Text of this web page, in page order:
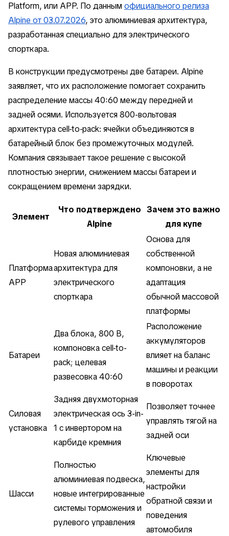
Platform, или APP. По даннымофициального релиза
Alpine от 03.07.2026, это алюминиевая архитектура,
разработанная специально для электрического
спорткара.
В конструкции предусмотрены две батареи. Alpine
заявляет, что их расположение помогает сохранить
распределение массы 40:60 между передней и
задней осями. Используется 800-вольтовая
архитектура cell-to-pack: ячейки объединяются в
батарейный блок без промежуточных модулей.
Компания связывает такое решение с высокой
плотностью энергии, снижением массы батареи и
сокращением времени зарядки.
Элемент
Что подтверждено
Alpine
Зачем это важно
для купе
Платформа
APP
Новая алюминиевая
архитектура для
электрического
спорткара
Основа для
собственной
компоновки, а не
адаптация
обычной массовой
платформы
Батареи
Два блока, 800 В,
компоновка cell-to-
pack; целевая
развесовка 40:60
Расположение
аккумуляторов
влияет на баланс
машины и реакции
в поворотах
Силовая
установка
Задняя двухмоторная
электрическая ось 3-in-
1 с инвертором на
карбиде кремния
Позволяет точнее
управлять тягой на
задней оси
Шасси
Полностью
алюминиевая подвеска,
новые интегрированные
системы торможения и
рулевого управления
Ключевые
элементы для
настройки
обратной связи и
поведения
автомобиля